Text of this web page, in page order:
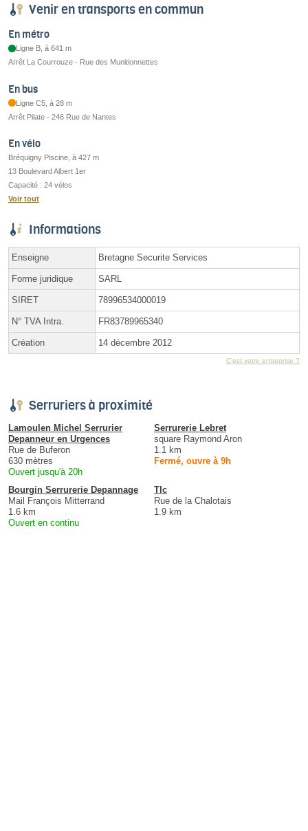
Venir en transports en commun
En métro
Ligne B, à 641 m
Arrêt La Courrouze - Rue des Munitionnettes
En bus
Ligne C5, à 28 m
Arrêt Pilate - 246 Rue de Nantes
En vélo
Bréquigny Piscine, à 427 m
13 Boulevard Albert 1er
Capacité : 24 vélos
Voir tout
Informations
Enseigne Bretagne Securite Services
Forme juridique SARL
SIRET 78996534000019
N° TVA Intra. FR83789965340
Création 14 décembre 2012
C'est votre entreprise ?
Serruriers à proximité
Lamoulen Michel Serrurier
Depanneur en Urgences
Rue de Buferon
630 mètres
Ouvert jusqu'à 20h
Serrurerie Lebret
square Raymond Aron
1.1 km
Fermé, ouvre à 9h
Bourgin Serrurerie Depannage
Mail François Mitterrand
1.6 km
Ouvert en continu
Tlc
Rue de la Chalotais
1.9 km